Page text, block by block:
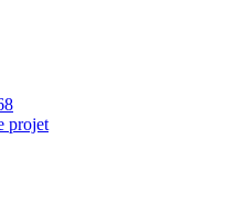
projet